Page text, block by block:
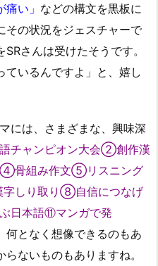
い」 などの構文を黒板に
その状況をジェスチャーで
さんは受けたそうです。
ているんですよ」と、嬉し
には、さまざまな、興味深
チャンピオン大会②創作漢
骨組み作文⑤リスニング
しり取り⑧自信につなげ
日本語⑪マンガで発
何となく想像できるのもあ
ないものもありますね。